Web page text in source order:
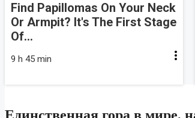
Find Papillomas On Your Neck
Or Armpit? It's The First Stage
Of...
9 h 45 min